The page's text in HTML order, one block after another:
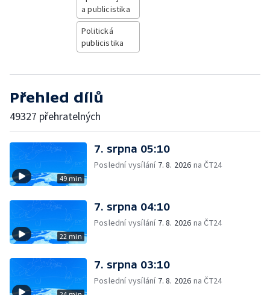
a publicistika
Politická
publicistika
Přehled dílů
49327 přehratelných
49 min
7. srpna 05:10
Poslední vysílání 7. 8. 2026 na ČT24
22 min
7. srpna 04:10
Poslední vysílání 7. 8. 2026 na ČT24
7. srpna 03:10
Poslední vysílání 7. 8. 2026 na ČT24